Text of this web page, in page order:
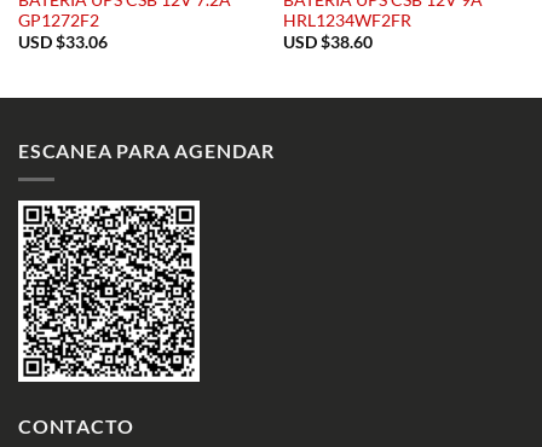
GP1272F2
USD $33.06
HRL1234WF2FR
USD $38.60
ESCANEA PARA AGENDAR
CONTACTO